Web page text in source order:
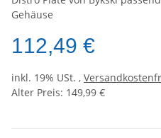
Gehäuse
112,49 €
inkl. 19% USt. ,
Alter Preis: 149,99 €